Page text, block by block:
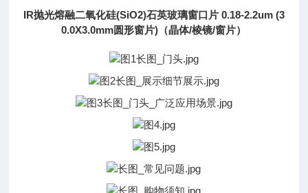
IR抛光熔融二氧化硅(SiO2)石英玻璃窗口片 0.18-2.2um (3
0.0X3.0mm圆形窗片)（晶体/棱镜/窗片）